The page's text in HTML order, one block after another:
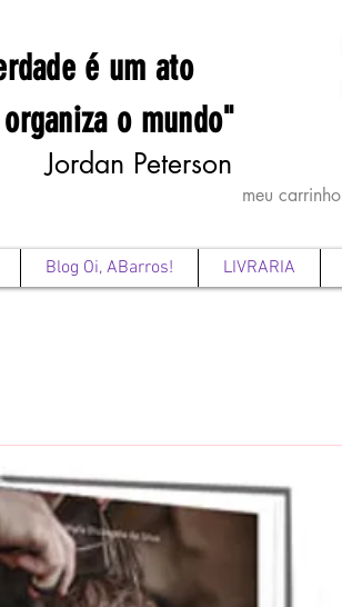
é um ato
o mundo"
Jordan Peterson
meu carrinho
Blog Oi, ABarros! LIVRARIA